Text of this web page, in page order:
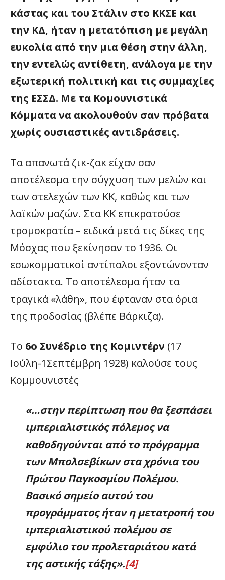
κάστας και του Στάλιν στο ΚΚΣΕ και
την ΚΔ, ήταν η μετατόπιση με μεγάλη
ευκολία από την μια θέση στην άλλη,
την εντελώς αντίθετη, ανάλογα με την
εξωτερική πολιτική και τις συμμαχίες
της ΕΣΣΔ. Με τα Κομουνιστικά
Κόμματα να ακολουθούν σαν πρόβατα
χωρίς ουσιαστικές αντιδράσεις.
Τα απανωτά ζικ-ζακ είχαν σαν
αποτέλεσμα την σύγχυση των μελών και
των στελεχών των ΚΚ, καθώς και των
λαϊκών μαζών. Στα ΚΚ επικρατούσε
τρομοκρατία – ειδικά μετά τις δίκες της
Μόσχας που ξεκίνησαν το 1936. Οι
εσωκομματικοί αντίπαλοι εξοντώνονταν
αδίστακτα. Το αποτέλεσμα ήταν τα
τραγικά «λάθη», που έφταναν στα όρια
της προδοσίας (βλέπε Βάρκιζα).
Το 6ο Συνέδριο της Κομιντέρν (17
Ιούλη-1Σεπτέμβρη 1928) καλούσε τους
Κομμουνιστές
«…στην περίπτωση που θα ξεσπάσει
ιμπεριαλιστικός πόλεμος να
καθοδηγούνται από το πρόγραμμα
των Μπολσεβίκων στα χρόνια του
Πρώτου Παγκοσμίου Πολέμου.
Βασικό σημείο αυτού του
προγράμματος ήταν η μετατροπή του
ιμπεριαλιστικού πολέμου σε
εμφύλιο του προλεταριάτου κατά
της αστικής τάξης».[4]